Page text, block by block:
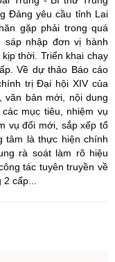
Đảng yêu cầu tỉnh Lai
gặp phải trong quá
nhập đơn vị hành
thời. Triển khai chạy
Về dự thảo Báo cáo
trị Đại hội XIV của
văn bản mới, nội dung
mục tiêu, nhiệm vụ
vụ đổi mới, sắp xếp tổ
tâm là thực hiện chính
rà soát làm rõ hiệu
tác tuyên truyền về
cấp...